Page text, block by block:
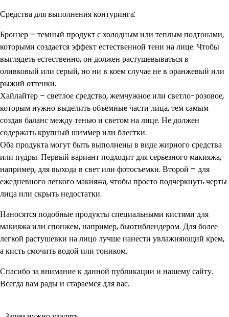
Средства для выполнения контуринга:
Бронзер – темный продукт с холодным или теплым подтонами,
которыми создается эффект естественной тени на лице. Чтобы
выглядеть естественно, он должен растушевываться в
оливковый или серый, но ни в коем случае не в оранжевый или
рыжий оттенки.
Хайлайтер – светлое средство, жемчужное или светло-розовое,
которым нужно выделить объемные части лица, тем самым
создав баланс между тенью и светом на лице. Не должен
содержать крупный шиммер или блестки.
Оба продукта могут быть выполнены в виде жирного средства
или пудры. Первый вариант подходит для серьезного макияжа,
например, для выхода в свет или фотосъемки. Второй – для
ежедневного легкого макияжа, чтобы просто подчеркнуть черты
лица или скрыть недостатки.
Наносятся подобные продукты специальными кистями для
макияжа или спонжем, например, бьютиблендером. Для более
легкой растушевки на лицо лучше нанести увлажняющий крем,
а кисть смочить водой или тоником.
Спасибо за внимание к данной публикации и нашему сайту.
Всегда вам рады и стараемся для вас.